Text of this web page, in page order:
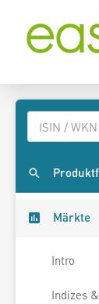
Märkte
Intro
Indizes